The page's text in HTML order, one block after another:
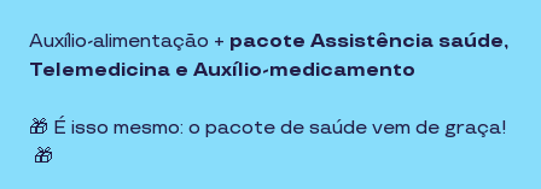
Auxílio-alimentação + pacote Assistência saúde,
Telemedicina e Auxílio-medicamento
🎁 É isso mesmo: o pacote de saúde vem de graça!
🎁